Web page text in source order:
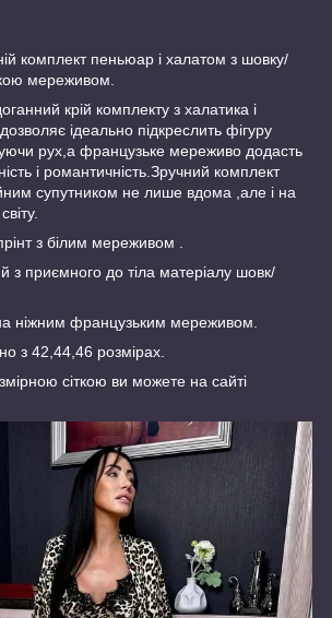
комплект пеньюар і халатом з шовку/
мереживом.
крій комплекту з халатика і
ідеально підкреслить фігуру
рух,а французьке мереживо додасть
і романтичність.Зручний комплект
супутником не лише вдома ,але і на
з білим мереживом .
з приємного до тіла матеріалу шовк/
ніжним французьким мереживом.
з 42,44,46 розмірах.
сіткою ви можете на сайті